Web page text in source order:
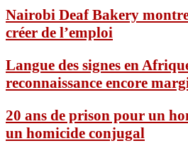
Nairobi Deaf Bakery
créer de l’emploi
Langue des signes en
reconnaissance encore
20 ans de prison pour un
un homicide conjugal